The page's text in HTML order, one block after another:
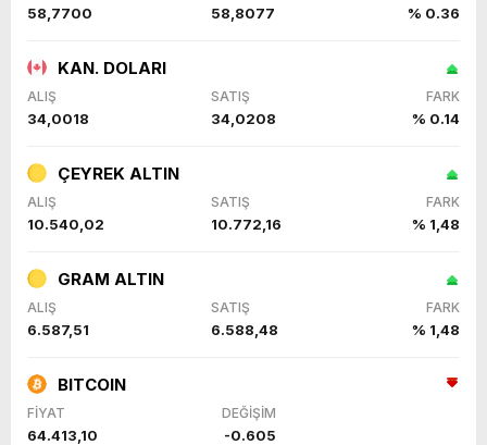
58,7700 58,8077 % 0.36
KAN. DOLARI
ALIŞ SATIŞ FARK
34,0018 34,0208 % 0.14
ÇEYREK ALTIN
ALIŞ SATIŞ FARK
10.540,02 10.772,16 % 1,48
GRAM ALTIN
ALIŞ SATIŞ FARK
6.587,51 6.588,48 % 1,48
BITCOIN
FİYAT DEĞİŞİM
64.413,10 -0.605